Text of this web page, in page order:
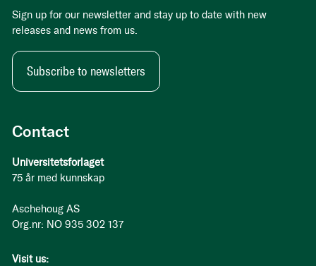
Contact
Universitetsforlaget
75 år med kunnskap
Aschehoug AS
Org.nr: NO 935 302 137
Visit us:
Sign up for our newsletter and stay up to date with new
releases and news from us.
Subscribe to newsletters